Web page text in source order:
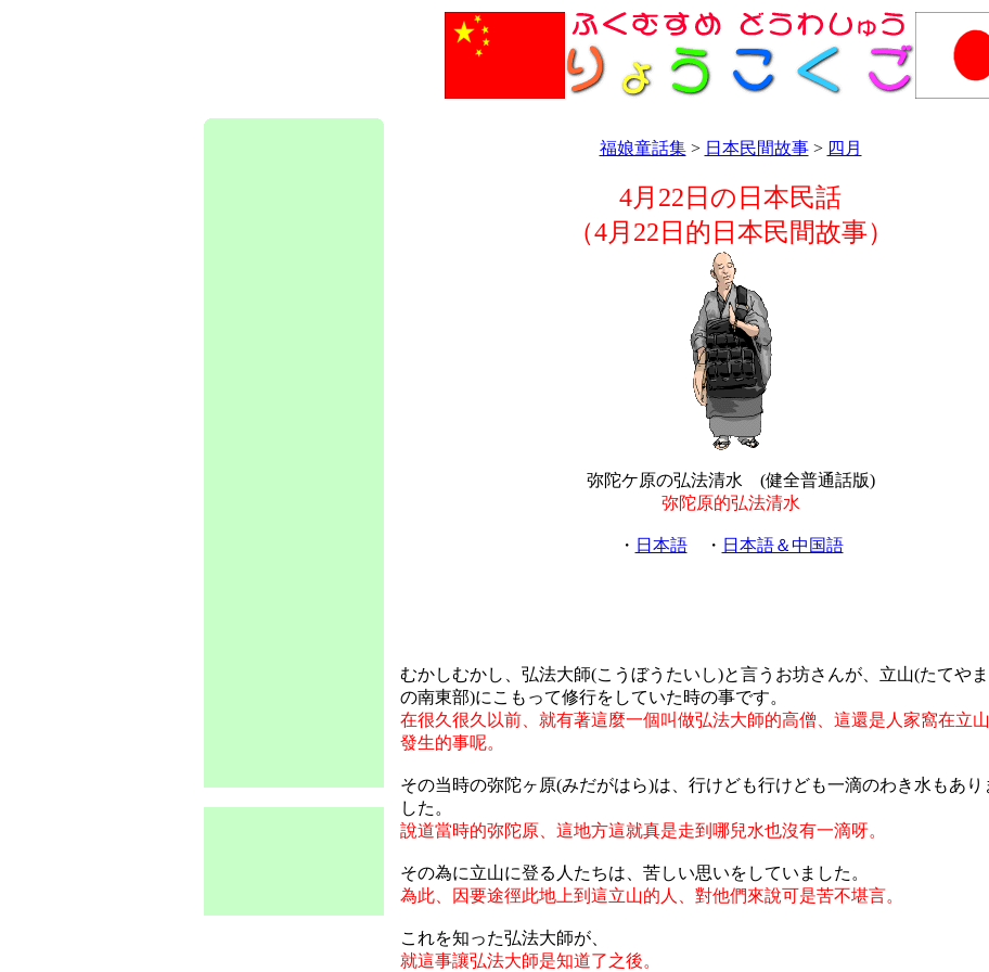
福娘童話集> 日本民間故事> 四月
4月22日の日本民話
（4月22日的日本民間故事）
弥陀ケ原の弘法清水 (健全普通話版)
弥陀原的弘法清水
・ 日本語・ 日本語＆中国語
むかしむかし、弘法大師(こうぼうたいし)と言うお坊さんが、立山(たてや
の南東部)にこもって修行をしていた時の事です。
在很久很久以前、就有著這麼一個叫做弘法大師的高僧、這還是人家窩在立
發生的事呢。
その当時の弥陀ヶ原(みだがはら)は、行けども行けども一滴のわき水もあり
した。
說道當時的弥陀原、這地方這就真是走到哪兒水也沒有一滴呀。
その為に立山に登る人たちは、苦しい思いをしていました。
為此、因要途徑此地上到這立山的人、對他們來說可是苦不堪言。
これを知った弘法大師が、
就這事讓弘法大師是知道了之後。